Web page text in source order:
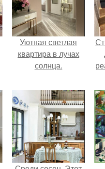
Уютная светлая
квартира в лучах
солнца.